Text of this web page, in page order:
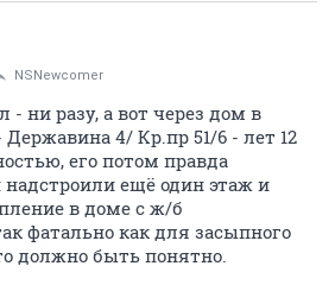
NSNewcomer
- ни разу, а вот через дом в
Державина 4/ Кр.пр 51/6 - лет 12
его потом правда
ещё один этаж и
в доме с ж/б
фатально как для засыпного
должно быть понятно.